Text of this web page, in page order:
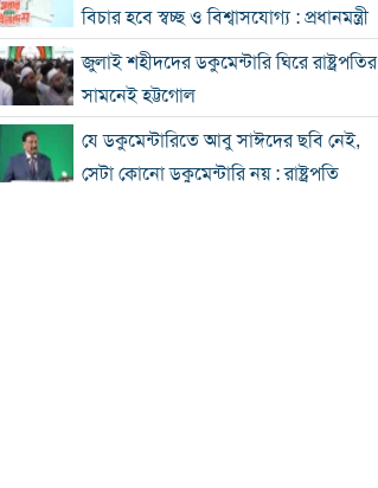
বিচার হবে স্বচ্ছ ও বিশ্বাসযোগ্য : প্রধানমন্ত্রী
জুলাই শহীদদের ডকুমেন্টারি ঘিরে রাষ্ট্রপতির
সামনেই হট্টগোল
যে ডকুমেন্টারিতে আবু সাঈদের ছবি নেই,
সেটা কোনো ডকুমেন্টারি নয় : রাষ্ট্রপতি